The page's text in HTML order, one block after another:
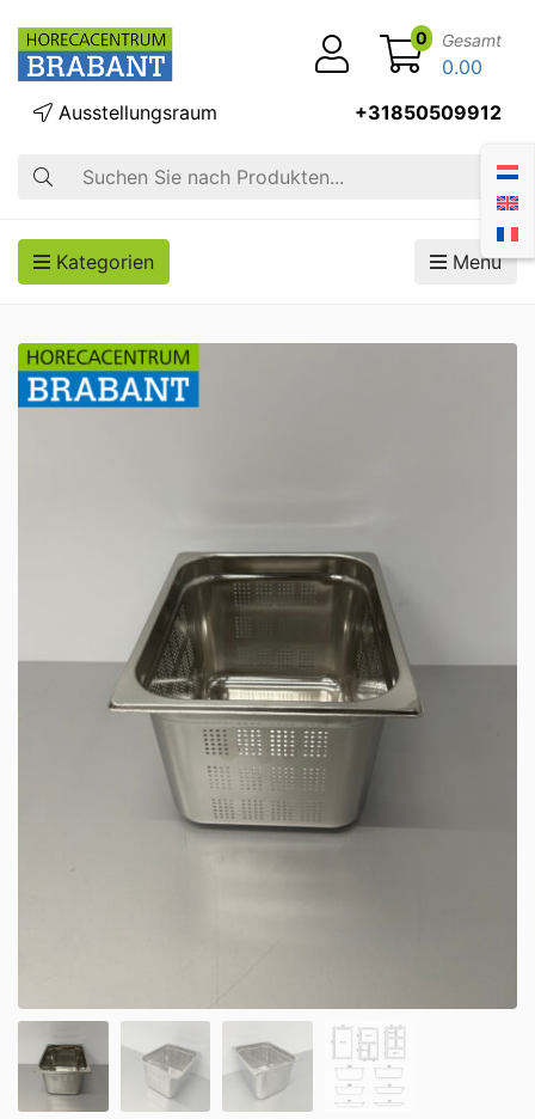
Suche
Ausstellungsraum +31850509912
0 Gesamt
0.00
Kategorien Menü